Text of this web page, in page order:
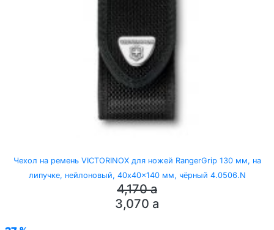
Чехол на ремень VICTORINOX для ножей RangerGrip 130 мм, на
липучке, нейлоновый, 40x40x140 мм, чёрный 4.0506.N
4,170a
3,070 a